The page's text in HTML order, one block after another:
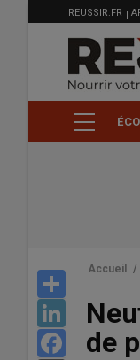
MENU
FILIÈRE
REUSSIR.FR
LinkedIn
Facebook
Accueil /
de